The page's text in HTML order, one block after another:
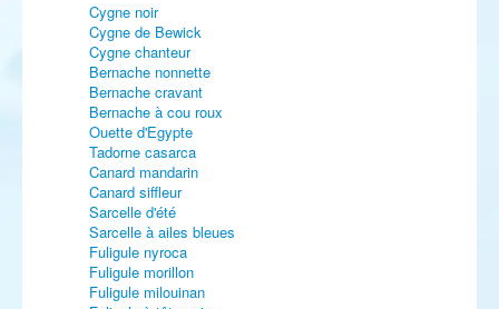
Cygne noir
Cygne de Bewick
Cygne chanteur
Bernache nonnette
Bernache cravant
Bernache à cou roux
Ouette d'Egypte
Tadorne casarca
Canard mandarin
Canard siffleur
Sarcelle d'été
Sarcelle à ailes bleues
Fuligule nyroca
Fuligule morillon
Fuligule milouinan